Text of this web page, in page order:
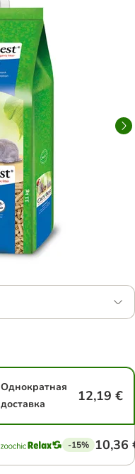
Однократная
доставка
12,19 €
-15% 10,36